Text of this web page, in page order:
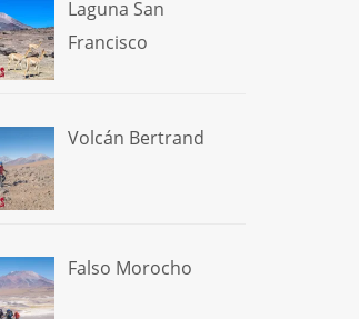
Laguna San
Francisco
Volcán Bertrand
Falso Morocho